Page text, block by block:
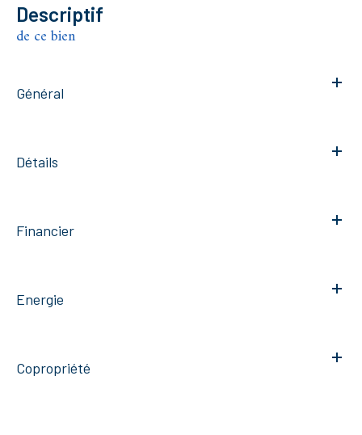
descriptif
de ce bien
Général
Détails
Financier
Energie
Copropriété